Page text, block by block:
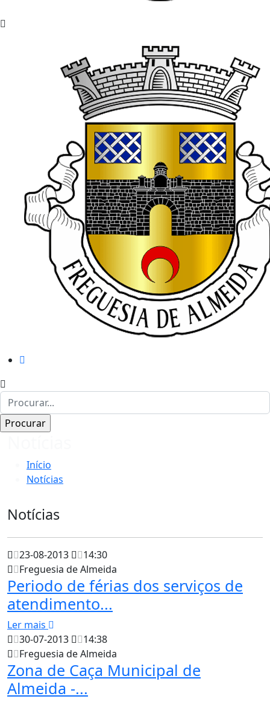
Início
Notícias
Notícias
23-08-2013
14:30
Freguesia de Almeida
Periodo de férias dos serviços de
atendimento...
Ler mais
30-07-2013
14:38
Freguesia de Almeida
Zona de Caça Municipal de
Almeida -...